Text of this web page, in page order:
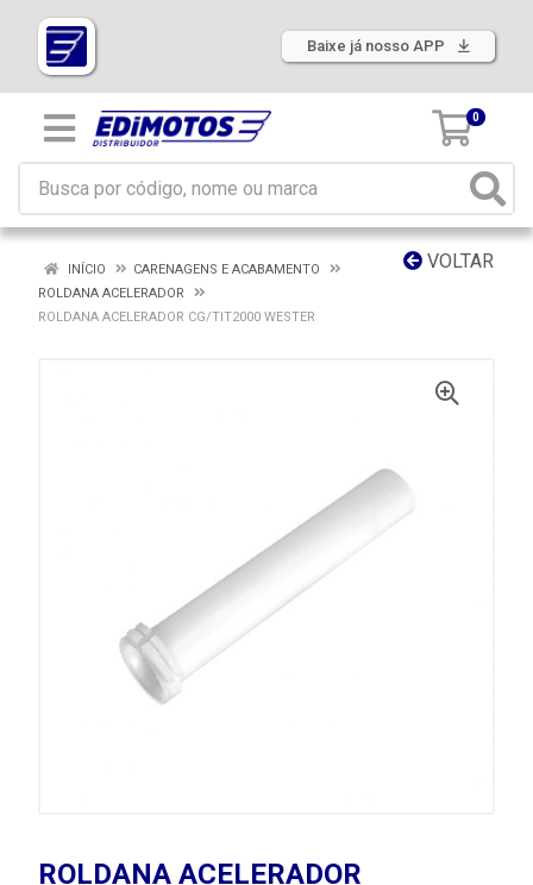
Baixe já nosso APP
0
VOLTAR
INÍCIO
CARENAGENS E ACABAMENTO
ROLDANA ACELERADOR
ROLDANA ACELERADOR CG/TIT2000 WESTER
ROLDANA ACELERADOR